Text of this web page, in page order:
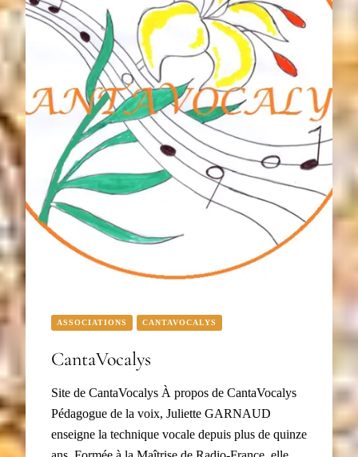
ASSOCIATIONS CANTAVOCALYS
CantaVocalys
Site de CantaVocalys À propos de CantaVocalys
Pédagogue de la voix, Juliette GARNAUD
enseigne la technique vocale depuis plus de quinze